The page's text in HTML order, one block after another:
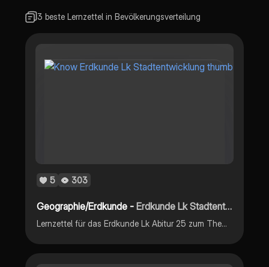
3 beste Lernzettel in Bevölkerungsverteilung
5 303
Geographie/Erdkunde -Erdkunde Lk Stadtentwicklung
Lernzettel für das Erdkunde Lk Abitur 25 zum Thema Stadtentwicklung